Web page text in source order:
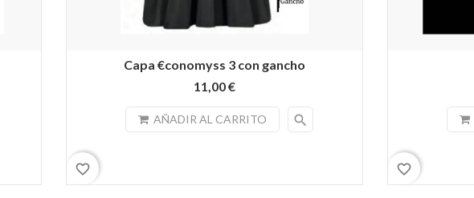
Capa €conomyss 3 con gancho
11,00 €
AÑADIR AL CARRITO search
favorite_border favorite_border